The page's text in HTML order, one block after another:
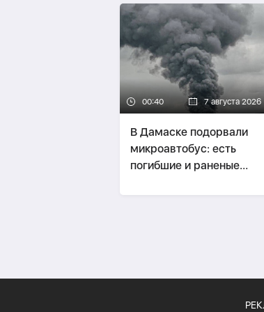
00:40 7 августа 2026
В Дамаске подорвали
микроавтобус: есть
погибшие и раненые